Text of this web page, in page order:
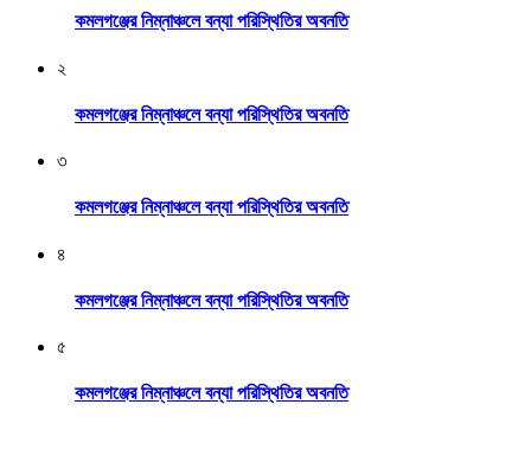
কমলগঞ্জের নিম্নাঞ্চলে বন্যা পরিস্থিতির অবনতি
২
কমলগঞ্জের নিম্নাঞ্চলে বন্যা পরিস্থিতির অবনতি
৩
কমলগঞ্জের নিম্নাঞ্চলে বন্যা পরিস্থিতির অবনতি
৪
কমলগঞ্জের নিম্নাঞ্চলে বন্যা পরিস্থিতির অবনতি
৫
কমলগঞ্জের নিম্নাঞ্চলে বন্যা পরিস্থিতির অবনতি